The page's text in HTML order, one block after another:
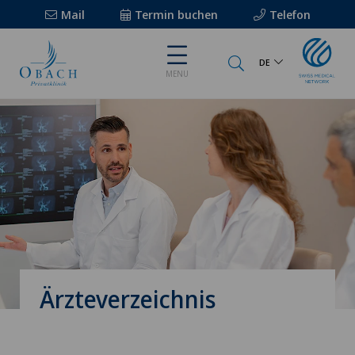
Mail Termin buchen Telefon
MENU
DE
Ärzteverzeichnis